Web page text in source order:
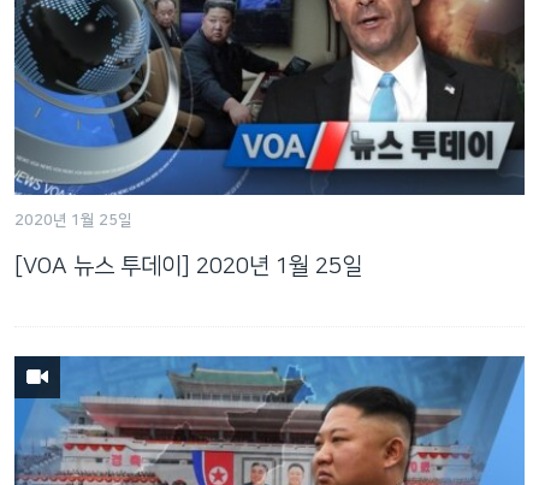
텐
츠
로
동
메
인
네
비
주파수 안내
언어 선택
2020년 1월 25일
[VOA 뉴스 투데이] 2020년 1월 25일